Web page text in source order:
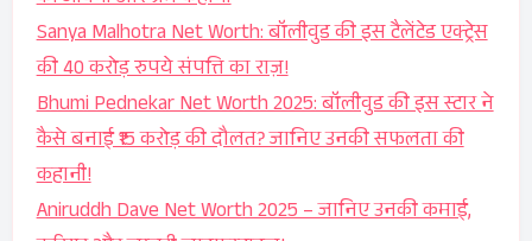
Sanya Malhotra Net Worth: बॉलीवुड की इस टैलेंटेड एक्ट्रेस
की 40 करोड़ रुपये संपत्ति का राज़!
Bhumi Pednekar Net Worth 2025: बॉलीवुड की इस स्टार ने
कैसे बनाई ₹15 करोड़ की दौलत? जानिए उनकी सफलता की
कहानी!
Aniruddh Dave Net Worth 2025 – जानिए उनकी कमाई,